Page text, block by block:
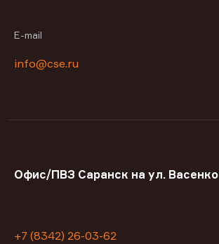
E-mail
info@cse.ru
Офис/ПВЗ Саранск на ул. Васенко
+7 (8342) 26-03-62